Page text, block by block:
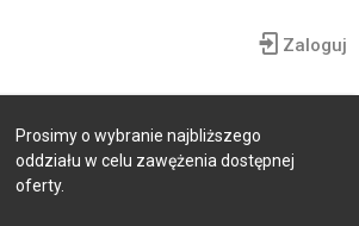
Zaloguj
Prosimy o wybranie najbliższego
oddziału w celu zawężenia dostępnej
oferty.